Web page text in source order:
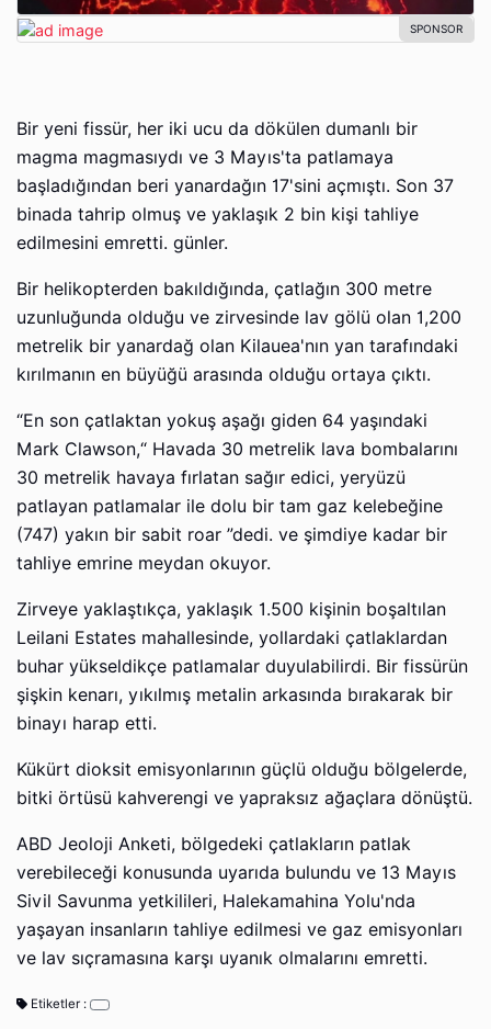
Bir yeni fissür, her iki ucu da dökülen dumanlı bir
magma magmasıydı ve 3 Mayıs'ta patlamaya
başladığından beri yanardağın 17'sini açmıştı. Son 37
binada tahrip olmuş ve yaklaşık 2 bin kişi tahliye
edilmesini emretti. günler.
Bir helikopterden bakıldığında, çatlağın 300 metre
uzunluğunda olduğu ve zirvesinde lav gölü olan 1,200
metrelik bir yanardağ olan Kilauea'nın yan tarafındaki
kırılmanın en büyüğü arasında olduğu ortaya çıktı.
“En son çatlaktan yokuş aşağı giden 64 yaşındaki
Mark Clawson,“ Havada 30 metrelik lava bombalarını
30 metrelik havaya fırlatan sağır edici, yeryüzü
patlayan patlamalar ile dolu bir tam gaz kelebeğine
(747) yakın bir sabit roar ”dedi. ve şimdiye kadar bir
tahliye emrine meydan okuyor.
Zirveye yaklaştıkça, yaklaşık 1.500 kişinin boşaltılan
Leilani Estates mahallesinde, yollardaki çatlaklardan
buhar yükseldikçe patlamalar duyulabilirdi. Bir fissürün
şişkin kenarı, yıkılmış metalin arkasında bırakarak bir
binayı harap etti.
Kükürt dioksit emisyonlarının güçlü olduğu bölgelerde,
bitki örtüsü kahverengi ve yapraksız ağaçlara dönüştü.
ABD Jeoloji Anketi, bölgedeki çatlakların patlak
verebileceği konusunda uyarıda bulundu ve 13 Mayıs
Sivil Savunma yetkilileri, Halekamahina Yolu'nda
yaşayan insanların tahliye edilmesi ve gaz emisyonları
ve lav sıçramasına karşı uyanık olmalarını emretti.
Etiketler :